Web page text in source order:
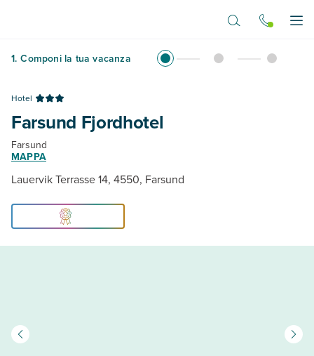
1. Componi la tua vacanza
Hotel
Farsund Fjordhotel
Farsund
MAPPA
Lauervik Terrasse 14, 4550, Farsund